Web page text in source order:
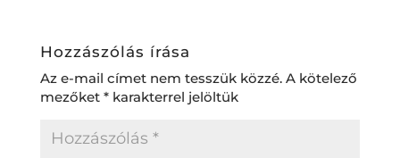
Hozzászólás írása
Az e-mail címet nem tesszük közzé. A kötelező
mezőket *karakterrel jelöltük